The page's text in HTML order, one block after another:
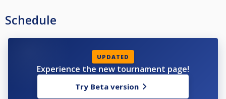
Schedule
UPDATED
Experience the new tournament page!
Try Beta version